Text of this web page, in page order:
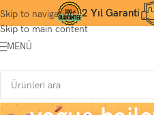
Skip to navigation
Skip to main content
2 Yıl Garanti
MENÜ